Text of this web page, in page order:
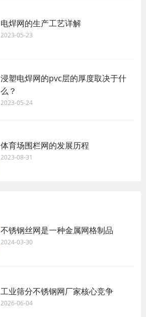
电焊网的生产工艺详解
2023-05-23
浸塑电焊网的pvc层的厚度取决于什
么？
2023-05-24
体育场围栏网的发展历程
2023-08-31
不锈钢丝网是一种金属网格制品
2024-03-30
工业筛分不锈钢网厂家核心竞争
2026-06-04